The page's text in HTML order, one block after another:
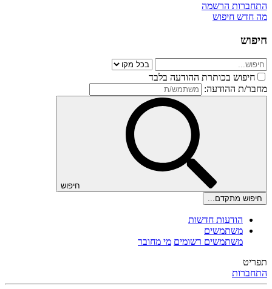
התחברות הרשמה
מה חדש חיפוש
חיפוש
חיפוש בכותרת ההודעה בלבד
מחבר/ת ההודעה:
חיפוש
חיפוש מתקדם...
הודעות חדשות
משתמשים
משתמשים רשומים מי מחובר
תפריט
התחברות